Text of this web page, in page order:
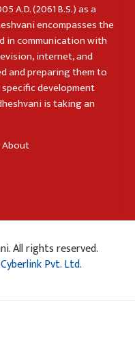
A.D. (2061 B.S.) as a
encompasses the
in communication with
internet, and
and preparing them to
development
is taking an
About
All rights reserved.
Cyberlink Pvt. Ltd.